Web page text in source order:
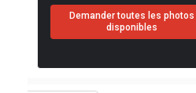
Demander toutes les photos
disponibles